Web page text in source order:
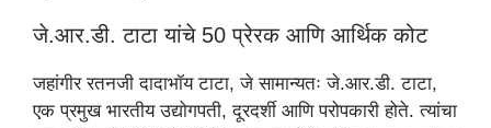
जे.आर.डी. टाटा यांचे 50 प्रेरक आणि आर्थिक कोट
जहांगीर रतनजी दादाभॉय टाटा, जे सामान्यतः जे.आर.डी. टाटा,
एक प्रमुख भारतीय उद्योगपती, दूरदर्शी आणि परोपकारी होते. त्यांचा